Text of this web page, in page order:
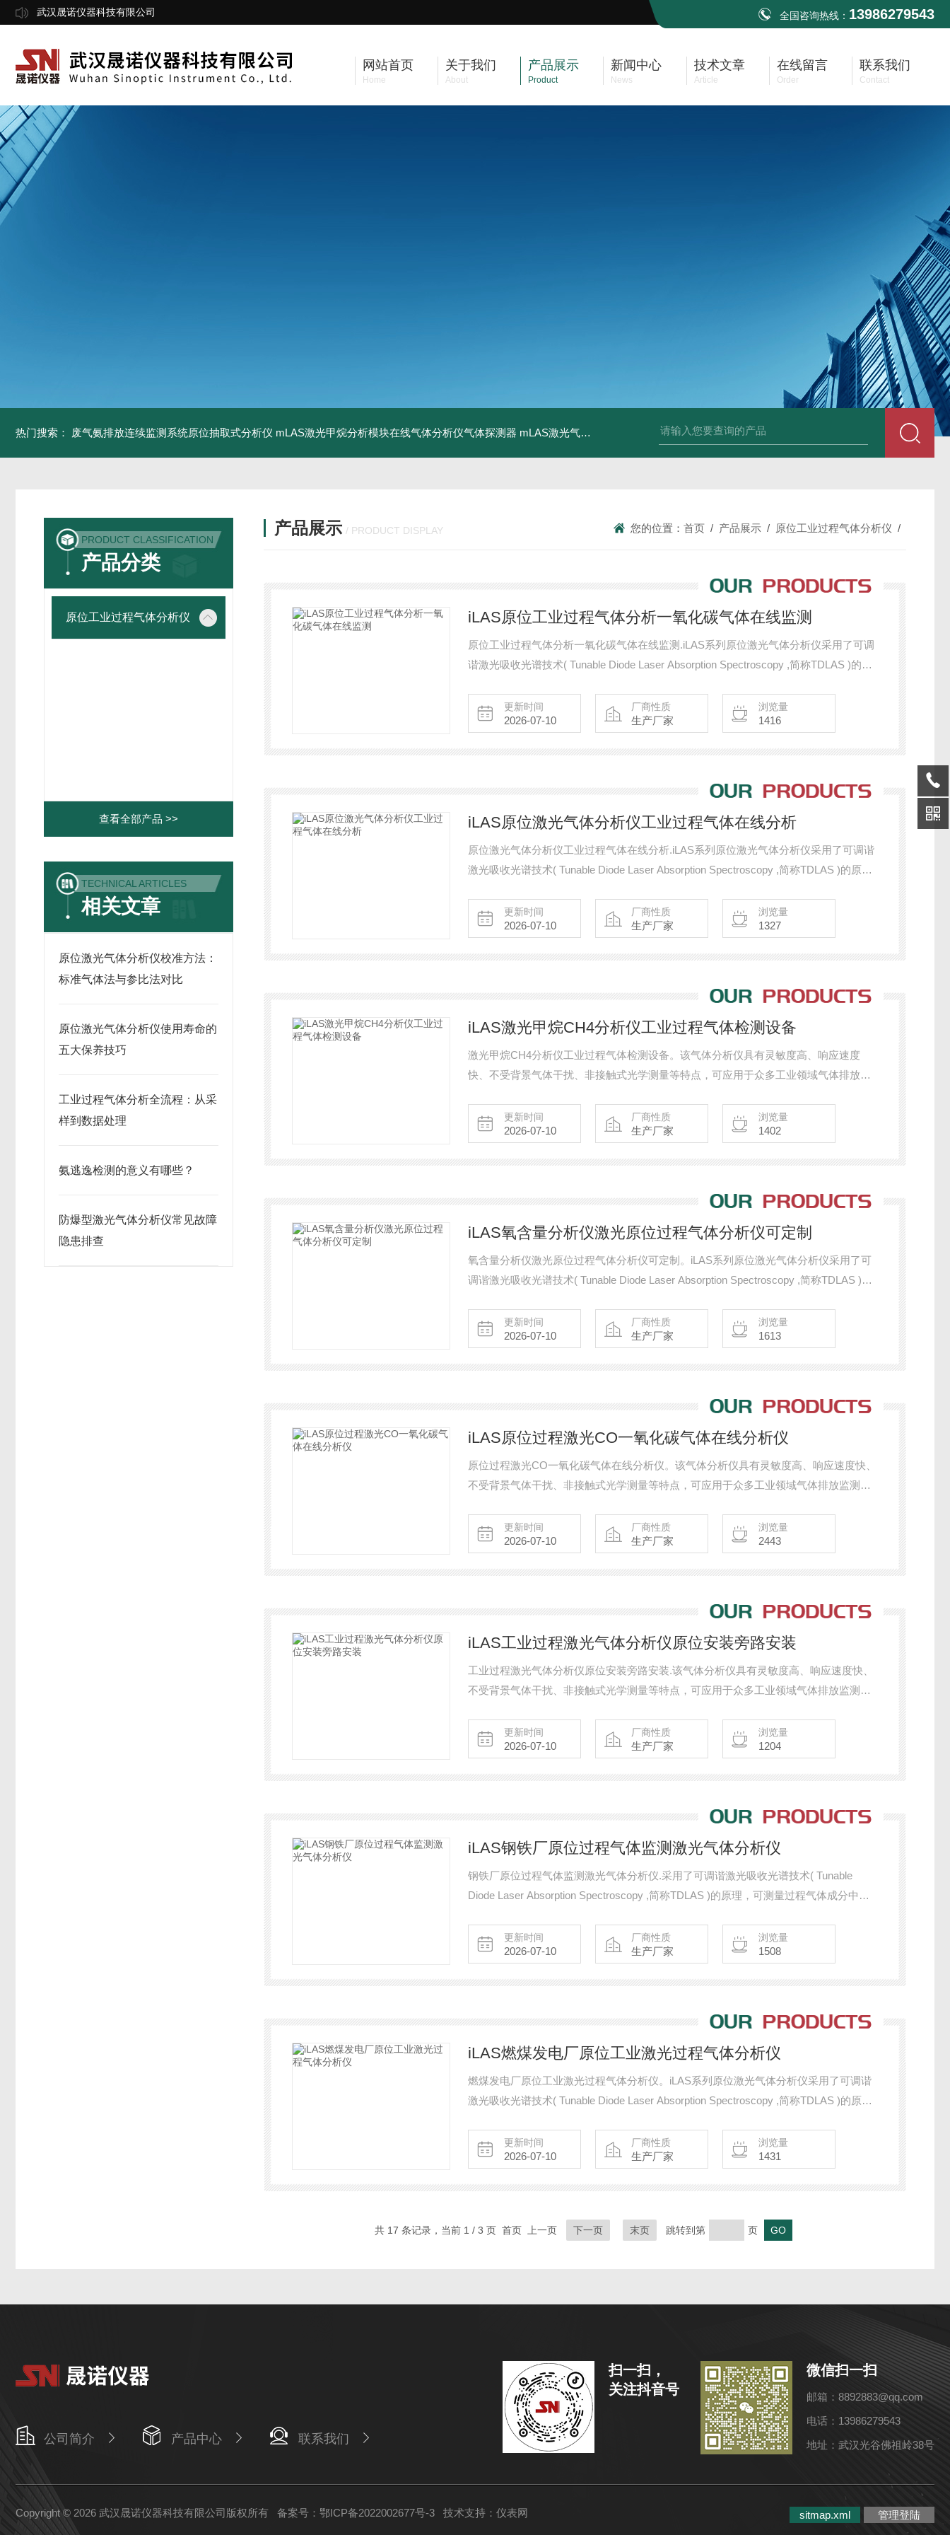
武汉晟诺仪器科技有限公司 全国咨询热线： 13986279543
网站首页
Home
关于我们
About
产品展示
Product
新闻中心
News
技术文章
Article
在线留言
Order
联系我们
Contact
热门搜索： 废气氨排放连续监测系统原位抽取式分析仪 mLAS激光甲烷分析模块在线气体分析仪气体探测器 mLAS激光气体分析模块提供OEM服务在线气体分析 mLAS激光气体分析模块激光气体探测
PRODUCT CLASSIFICATION
产品分类
原位工业过程气体分析仪
查看全部产品 >>
TECHNICAL ARTICLES
相关文章
原位激光气体分析仪校准方法：
标准气体法与参比法对比
原位激光气体分析仪使用寿命的
五大保养技巧
工业过程气体分析全流程：从采
样到数据处理
氨逃逸检测的意义有哪些？
防爆型激光气体分析仪常见故障
隐患排查
产品展示 / PRODUCT DISPLAY 您的位置： 首页 / 产品展示 / 原位工业过程气体分析仪 /
iLAS原位工业过程气体分析一氧化碳气体在线监测
原位工业过程气体分析一氧化碳气体在线监测.iLAS系列原位激光气体分析仪采用了可调
谐激光吸收光谱技术( Tunable Diode Laser Absorption Spectroscopy ,简称TDLAS )的原
O2，CO、CO2等。
更新时间
2026-07-10
厂商性质
生产厂家
浏览量
1416
iLAS原位激光气体分析仪工业过程气体在线分析
原位激光气体分析仪工业过程气体在线分析.iLAS系列原位激光气体分析仪采用了可调谐
激光吸收光谱技术( Tunable Diode Laser Absorption Spectroscopy ,简称TDLAS )的原
O2，CO、CO2等。
更新时间
2026-07-10
厂商性质
生产厂家
浏览量
1327
iLAS激光甲烷CH4分析仪工业过程气体检测设备
激光甲烷CH4分析仪工业过程气体检测设备。该气体分析仪具有灵敏度高、响应速度
快、不受背景气体干扰、非接触式光学测量等特点，可应用于众多工业领域气体排放监
更新时间
2026-07-10
厂商性质
生产厂家
浏览量
1402
iLAS氧含量分析仪激光原位过程气体分析仪可定制
氧含量分析仪激光原位过程气体分析仪可定制。iLAS系列原位激光气体分析仪采用了可
调谐激光吸收光谱技术( Tunable Diode Laser Absorption Spectroscopy ,简称TDLAS )的
O2，CO、CO2等。
更新时间
2026-07-10
厂商性质
生产厂家
浏览量
1613
iLAS原位过程激光CO一氧化碳气体在线分析仪
原位过程激光CO一氧化碳气体在线分析仪。该气体分析仪具有灵敏度高、响应速度快、
不受背景气体干扰、非接触式光学测量等特点，可应用于众多工业领域气体排放监测、
更新时间
2026-07-10
厂商性质
生产厂家
浏览量
2443
iLAS工业过程激光气体分析仪原位安装旁路安装
工业过程激光气体分析仪原位安装旁路安装.该气体分析仪具有灵敏度高、响应速度快、
不受背景气体干扰、非接触式光学测量等特点，可应用于众多工业领域气体排放监测、
更新时间
2026-07-10
厂商性质
生产厂家
浏览量
1204
iLAS钢铁厂原位过程气体监测激光气体分析仪
钢铁厂原位过程气体监测激光气体分析仪.采用了可调谐激光吸收光谱技术( Tunable
Diode Laser Absorption Spectroscopy ,简称TDLAS )的原理，可测量过程气体成分中的
更新时间
2026-07-10
厂商性质
生产厂家
浏览量
1508
iLAS燃煤发电厂原位工业激光过程气体分析仪
燃煤发电厂原位工业激光过程气体分析仪。iLAS系列原位激光气体分析仪采用了可调谐
激光吸收光谱技术( Tunable Diode Laser Absorption Spectroscopy ,简称TDLAS )的原
O2，CO、CO2等。
更新时间
2026-07-10
厂商性质
生产厂家
浏览量
1431
共 17 条记录，当前 1 / 3 页 首页 上一页 下一页 末页 跳转到第 页
公司简介 产品中心 联系我们
微信扫一扫
邮箱：8892883@qq.com
电话：13986279543
地址：武汉光谷佛祖岭38号
扫一扫，
关注抖音号
Copyright © 2026 武汉晟诺仪器科技有限公司版权所有 备案号：鄂ICP备2022002677号-3 技术支持： 仪表网 sitmap.xml 管理登陆